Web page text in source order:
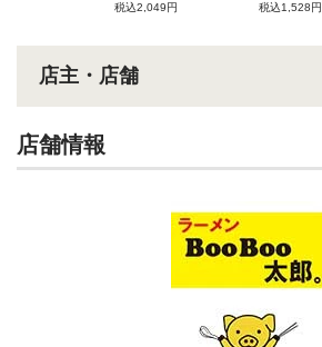
税込2,049円 税込1,528円
店主・店舗
店舗情報